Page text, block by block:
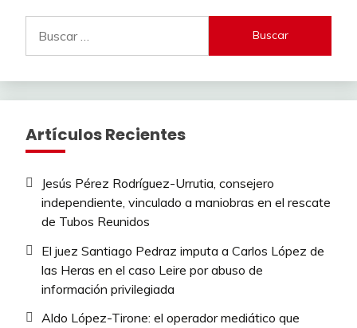
Artículos Recientes
Jesús Pérez Rodríguez-Urrutia, consejero
independiente, vinculado a maniobras en el rescate
de Tubos Reunidos
El juez Santiago Pedraz imputa a Carlos López de
las Heras en el caso Leire por abuso de
información privilegiada
Aldo López-Tirone: el operador mediático que